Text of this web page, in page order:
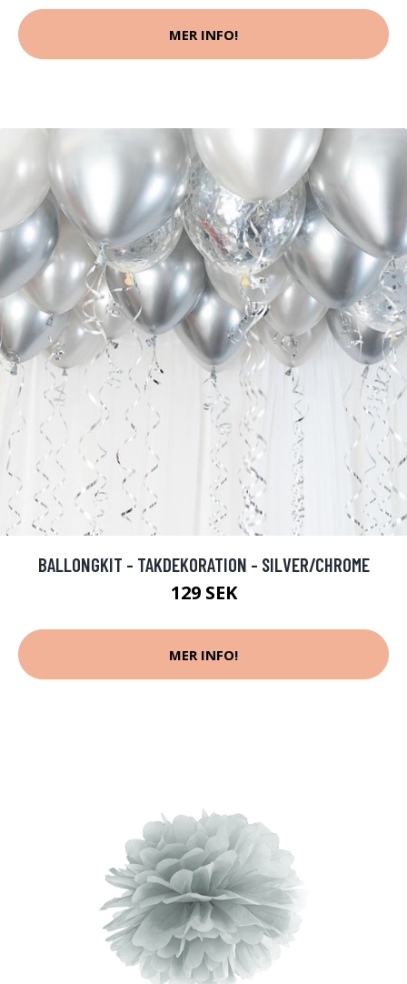
MER INFO!
BALLONGKIT - TAKDEKORATION - SILVER/CHROME
129 SEK
MER INFO!